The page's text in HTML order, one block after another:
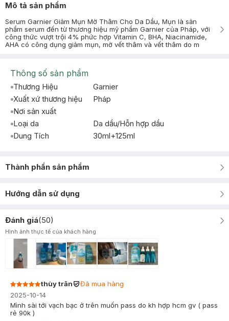
Mô tả sản phẩm
Serum Garnier Giảm Mụn Mờ Thâm Cho Da Dầu, Mụn là sản
phẩm serum đến từ thương hiệu mỹ phẩm Garnier của Pháp, với
công thức vượt trội 4% phức hợp Vitamin C, BHA, Niacinamide,
AHA có công dụng giảm mụn, mờ vết thâm và vết thâm do m
Thông số sản phẩm
Thương Hiệu
Garnier
Xuất xứ thương hiệu
Pháp
Nơi sản xuất
Loại da
Da dầu/Hỗn hợp dầu
Dung Tích
30ml+125ml
Thành phần sản phẩm
Hướng dẫn sử dụng
Đánh giá(50)
Hình ảnh thực tế của khách hàng
thùy trân
Đã mua hàng
2025-10-14
Mình sài tới vạch bạc ở trên muốn pass do kh hợp hcm gv ( pass
rẻ 90k )